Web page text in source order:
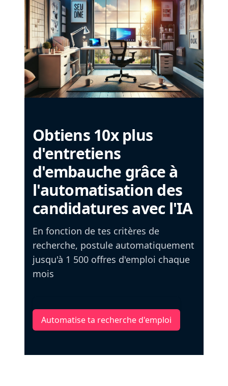
Obtiens 10x plus
d'entretiens
d'embauche grâce à
l'automatisation des
candidatures avec l'IA
En fonction de tes critères de
recherche, postule automatiquement
jusqu'à 1 500 offres d'emploi chaque
mois
Automatise ta recherche d'emploi